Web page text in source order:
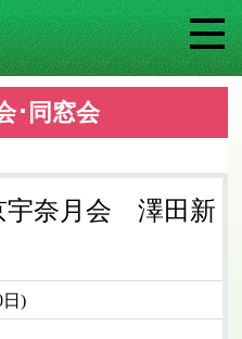
･同窓会
宇奈月会 澤田新
日)